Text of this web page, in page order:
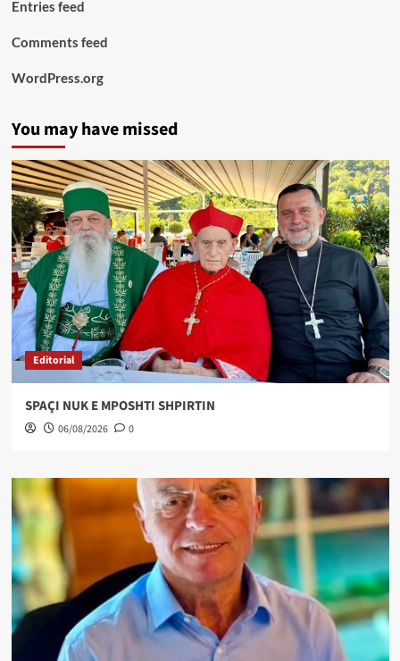
Entries feed
Comments feed
WordPress.org
You may have missed
Editorial
SPAÇI NUK E MPOSHTI SHPIRTIN
06/08/2026 0